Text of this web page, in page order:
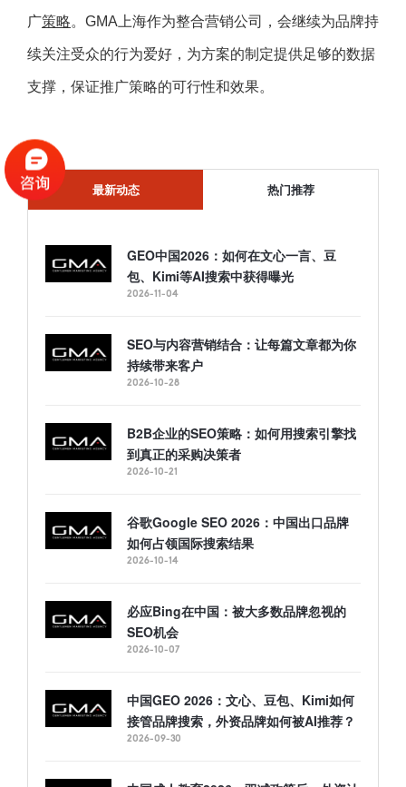
广策略。GMA上海作为整合营销公司，会继续为品牌持
续关注受众的行为爱好，为方案的制定提供足够的数据
支撑，保证推广策略的可行性和效果。
最新动态 热门推荐
GEO中国2026：如何在文心一言、豆
包、Kimi等AI搜索中获得曝光
2026-11-04
SEO与内容营销结合：让每篇文章都为你
持续带来客户
2026-10-28
B2B企业的SEO策略：如何用搜索引擎找
到真正的采购决策者
2026-10-21
谷歌Google SEO 2026：中国出口品牌
如何占领国际搜索结果
2026-10-14
必应Bing在中国：被大多数品牌忽视的
SEO机会
2026-10-07
中国GEO 2026：文心、豆包、Kimi如何
接管品牌搜索，外资品牌如何被AI推荐？
2026-09-30